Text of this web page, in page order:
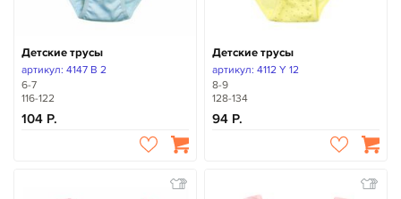
Детские трусы
артикул: 4147 B 2
6-7
116-122
104
Детские трусы
артикул: 4112 Y 12
8-9
128-134
94